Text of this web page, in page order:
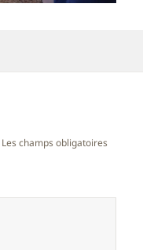
Les champs obligatoires